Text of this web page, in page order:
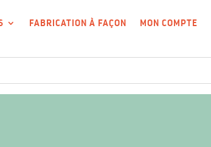
FABRICATION À FAÇON MON COMPTE